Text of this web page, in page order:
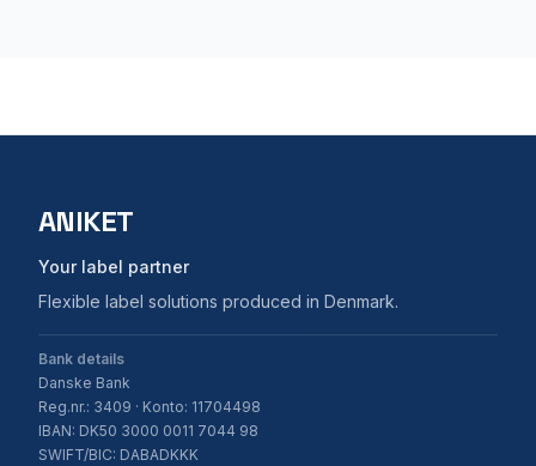
ANIKET
Your label partner
Flexible label solutions produced in Denmark.
Bank details
Danske Bank
Reg.nr.: 3409 · Konto: 11704498
IBAN: DK50 3000 0011 7044 98
SWIFT/BIC: DABADKKK